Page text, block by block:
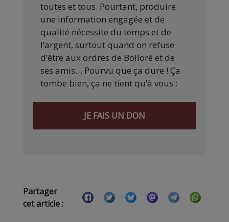
toutes et tous. Pourtant, produire
une information engagée et de
qualité nécessite du temps et de
l’argent, surtout quand on refuse
d’être aux ordres de Bolloré et de
ses amis… Pourvu que ça dure ! Ça
tombe bien, ça ne tient qu’à vous :
JE FAIS UN DON
Partager
cet article :